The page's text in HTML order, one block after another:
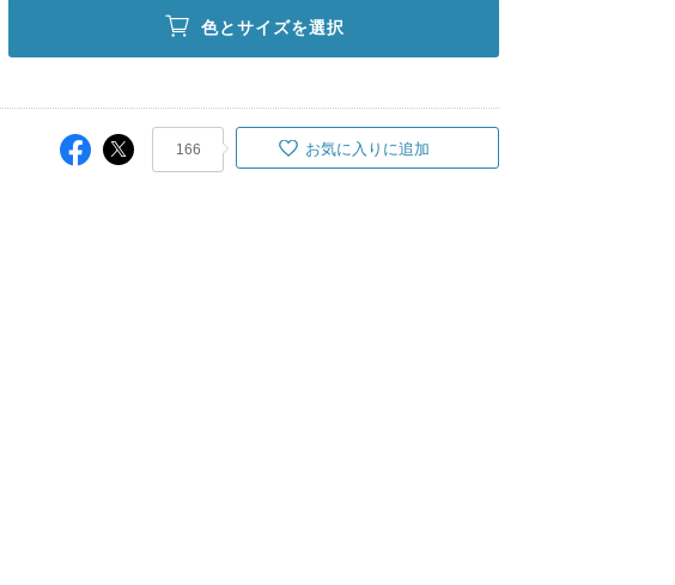
色とサイズを選択
166 お気に入りに追加